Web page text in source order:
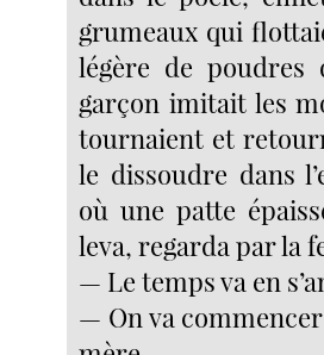
grumeaux qui
légère de poudres
garçon imitait les
tournaient et
le dissoudre dans
où une patte
leva, regarda par la
— Le temps va en
— On va